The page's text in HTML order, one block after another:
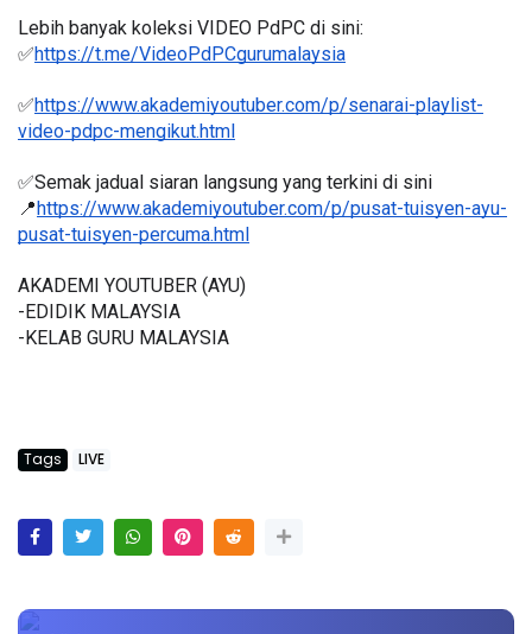
Lebih banyak koleksi VIDEO PdPC di sini:
✅https://t.me/VideoPdPCgurumalaysia
✅https://www.akademiyoutuber.com/p/senarai-playlist-
video-pdpc-mengikut.html
✅Semak jadual siaran langsung yang terkini di sini
📍https://www.akademiyoutuber.com/p/pusat-tuisyen-ayu-
pusat-tuisyen-percuma.html
AKADEMI YOUTUBER (AYU)
-EDIDIK MALAYSIA
-KELAB GURU MALAYSIA
Tags LIVE